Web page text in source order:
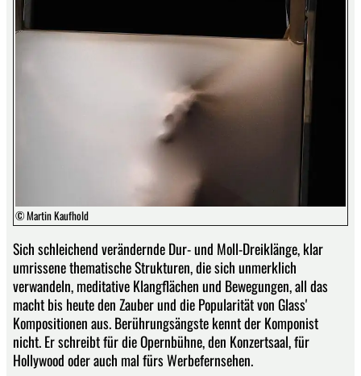
© Martin Kaufhold
Sich schleichend verändernde Dur- und Moll-Dreiklänge, klar
umrissene thematische Strukturen, die sich unmerklich
verwandeln, meditative Klangflächen und Bewegungen, all das
macht bis heute den Zauber und die Popularität von Glass'
Kompositionen aus. Berührungsängste kennt der Komponist
nicht. Er schreibt für die Opernbühne, den Konzertsaal, für
Hollywood oder auch mal fürs Werbefernsehen.